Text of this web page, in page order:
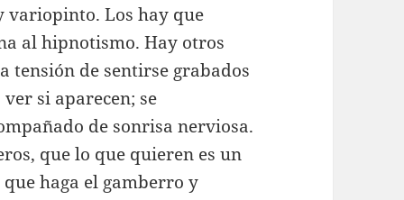
variopinto. Los hay que
al hipnotismo. Hay otros
tensión de sentirse grabados
si aparecen; se
de sonrisa nerviosa.
que lo que quieren es un
haga el gamberro y